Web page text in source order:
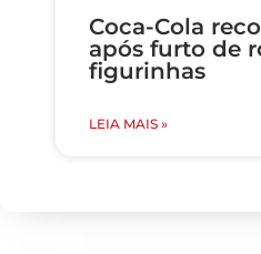
Coca-Cola
após furto de
figurinhas
LEIA MAIS »